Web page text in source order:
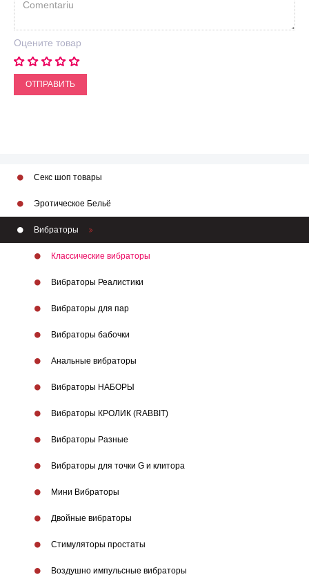
Оцените товар
ОТПРАВИТЬ
Секс шоп товары
Эротическое Бельё
Вибраторы
Классические вибраторы
Вибраторы Реалистики
Вибраторы для пар
Вибраторы бабочки
Анальные вибраторы
Вибраторы НАБОРЫ
Вибраторы КРОЛИК (RABBIT)
Вибраторы Разные
Вибраторы для точки G и клитора
Мини Вибраторы
Двойные вибраторы
Стимуляторы простаты
Воздушно импульсныe вибраторы